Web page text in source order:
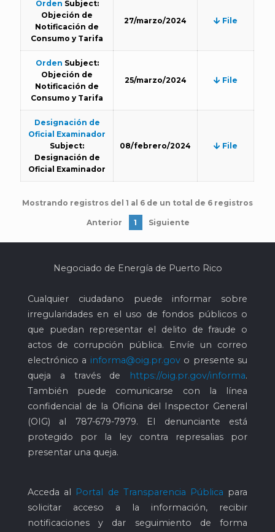
Orden Subject:
Objeción de
Notificación de
Consumo y Tarifa
27/marzo/2024 File
Orden Subject:
Objeción de
Notificación de
Consumo y Tarifa
25/marzo/2024 File
Designación de
Oficial Examinador
Subject:
Designación de
Oficial Examinador
08/febrero/2024 File
Mostrando registros del 1 al 6 de un total de 6 registros
Anterior 1 Siguiente
Negociado de Energía de Puerto Rico
Cualquier ciudadano puede informar sobre
irregularidades en el uso de fondos públicos o
que puedan representar el delito de fraude o
actos de corrupción pública. Envíe un correo
electrónico a informa@oig.pr.govo presente su
queja a través de
https://oig.pr.gov/informa.
También puede comunicarse con la línea
confidencial de la Oficina del Inspector General
(OIG) al 787-679-7979. El denunciante está
protegido por la ley contra represalias por
presentar una queja.
Acceda al Portal de Transparencia Pública para
solicitar acceso a la información, recibir
notificaciones y dar seguimiento de forma